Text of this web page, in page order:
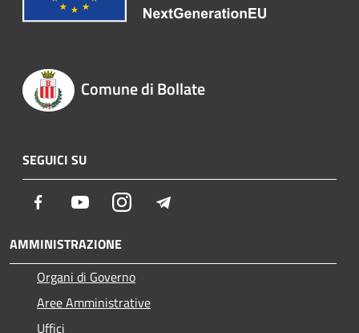
Comune di Bollate
SEGUICI SU
Facebook YoutubeInstagram
AMMINISTRAZIONE
Organi di Governo
Aree Amministrative
Uffici